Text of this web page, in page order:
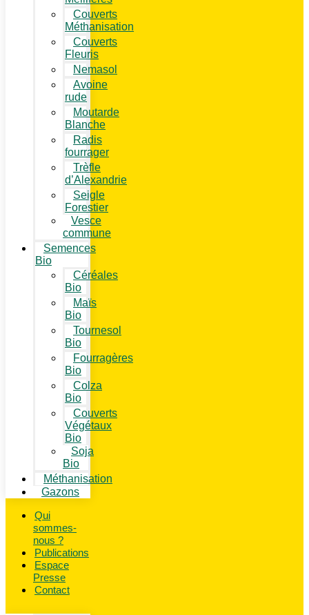
Couverts
Méthanisation
Couverts
Fleuris
Nemasol
Avoine
rude
Moutarde
Blanche
Radis
fourrager
Trèfle
d’Alexandrie
Seigle
Forestier
Vesce
commune
Semences
Bio
Céréales
Bio
Maïs
Bio
Tournesol
Bio
Fourragères
Bio
Colza
Bio
Couverts
Végétaux
Bio
Soja
Bio
Méthanisation
Gazons
Qui
sommes-
nous ?
Publications
Espace
Presse
Contact